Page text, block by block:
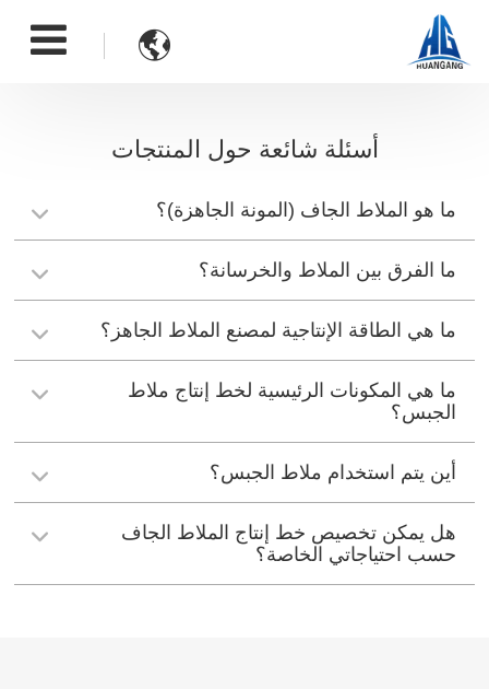

أسئلة شائعة حول المنتجات
ما هو الملاط الجاف (المونة الجاهزة)؟
ما الفرق بين الملاط والخرسانة؟
ما هي الطاقة الإنتاجية لمصنع الملاط الجاهز؟
ما هي المكونات الرئيسية لخط إنتاج ملاط
الجبس؟
أين يتم استخدام ملاط الجبس؟
هل يمكن تخصيص خط إنتاج الملاط الجاف
حسب احتياجاتي الخاصة؟